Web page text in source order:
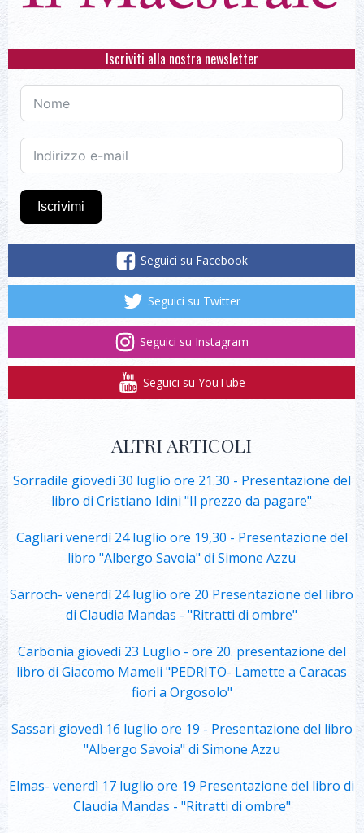
Iscriviti alla nostra newsletter
Iscrivimi
Seguici su Facebook
Seguici su Twitter
Seguici su Instagram
Seguici su YouTube
ALTRI ARTICOLI
Sorradile giovedì 30 luglio ore 21.30 - Presentazione del
libro di Cristiano Idini "Il prezzo da pagare"
Cagliari venerdì 24 luglio ore 19,30 - Presentazione del
libro "Albergo Savoia" di Simone Azzu
Sarroch- venerdì 24 luglio ore 20 Presentazione del libro
di Claudia Mandas - "Ritratti di ombre"
Carbonia giovedì 23 Luglio - ore 20. presentazione del
libro di Giacomo Mameli "PEDRITO- Lamette a Caracas
fiori a Orgosolo"
Sassari giovedì 16 luglio ore 19 - Presentazione del libro
"Albergo Savoia" di Simone Azzu
Elmas- venerdì 17 luglio ore 19 Presentazione del libro di
Claudia Mandas - "Ritratti di ombre"